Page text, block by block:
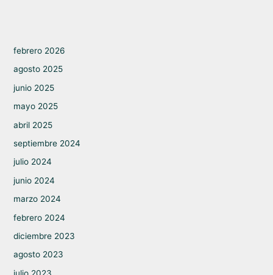
febrero 2026
agosto 2025
junio 2025
mayo 2025
abril 2025
septiembre 2024
julio 2024
junio 2024
marzo 2024
febrero 2024
diciembre 2023
agosto 2023